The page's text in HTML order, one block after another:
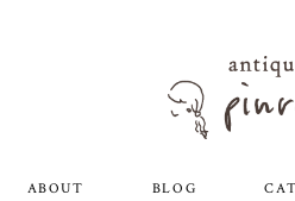
ABOUT BLOG